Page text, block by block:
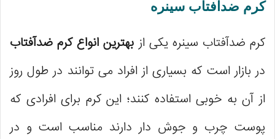
کرم ضدآفتاب سینره
کرم ضدآفتاب سینره یکی از بهترین انواع کرم ضدآفتاب
در بازار است که بسیاری از افراد می توانند در طول روز
از آن به خوبی استفاده کنند؛ این کرم برای افرادی که
پوست چرب و جوش دار دارند مناسب است و در